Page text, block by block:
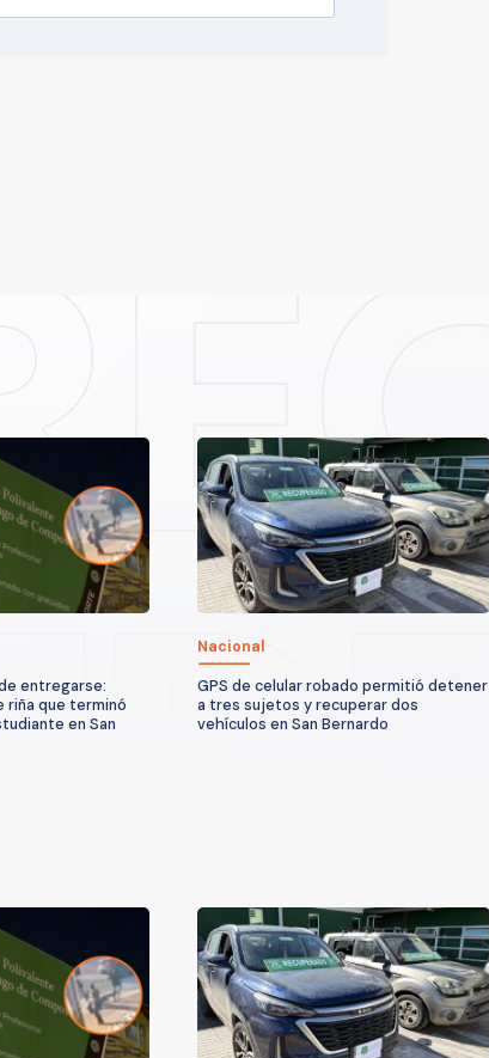
entregarse:
riña que terminó
en San
Nacional
GPS de celular robado permitió detener
a tres sujetos y recuperar dos
vehículos en San Bernardo